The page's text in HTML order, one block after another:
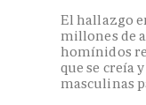
El hallazgo
millones de
homínidos
que se creía
masculinas